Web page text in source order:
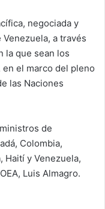
negociada y
a través
la que sean los
el marco del pleno
las Naciones
de
Colombia,
Haití y Venezuela,
Luis Almagro.